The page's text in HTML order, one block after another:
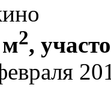
2,